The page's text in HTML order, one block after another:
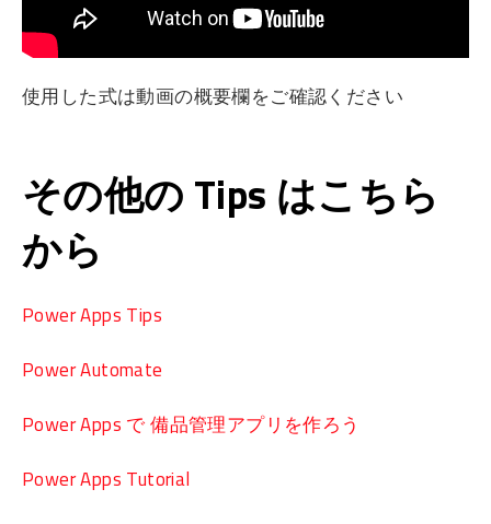
使用した式は動画の概要欄をご確認ください
その他の Tips はこちら
から
Power Apps Tips
Power Automate
Power Apps で 備品管理アプリを作ろう
Power Apps Tutorial